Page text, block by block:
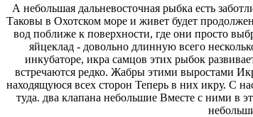
А небольшая дальневосточная рыбка есть
Таковыв Охотском море и живет будет
вод поближе к поверхности, где они просто
яйцеклад - довольно длинную всего
инкубаторе, икра самцов этих рыбок
встречаются редко. Жабры этими выростами
находящуюся всех сторон Теперьв них икру. С
туда. два клапана небольшиеВместе с ними в